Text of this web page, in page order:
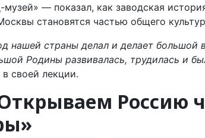
— показал, как заводская
становятся частью общего
нашей страны делал и делает большой
Родины развивалась, трудилась и
своей лекции.
Россию